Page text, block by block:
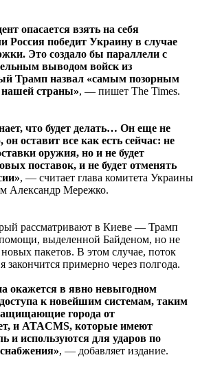
опасается взять на себя
Россия победит Украину в случае
Это создало бы параллели с
выводом войск из
Трамп назвал «самым позорным
страны», — пишет The Times.
что будет делать… Он еще не
оставит все как есть сейчас: не
оружия, но и не будет
поставок, и не будет отменять
, — считает глава комитета Украины
Александр Мережко.
рассматривают в Киеве — Трамп
выделенной Байденом, но не
пакетов. В этом случае, поток
закончится примерно через полгода.
окажется в явно невыгодном
к новейшим системам, таким
города от
и ATACMS, которые имеют
и используются для ударов по
, — добавляет издание.